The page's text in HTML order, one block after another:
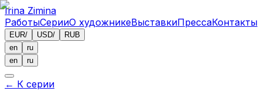
Irina Zimina
РаботыСерииО художникеВыставкиПрессаКонтакты
EUR/ USD/
RUB
en
ru
en
ru
← К серии